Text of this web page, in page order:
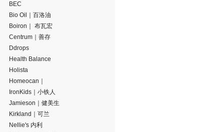
BEC
Bio Oil｜百洛油
Boiron｜ 布瓦宏
Centrum｜善存
Ddrops
Health Balance
Holista
Homeocan｜
IronKids｜小铁人
Jamieson｜健美生
Kirkland｜可兰
Nellie's 内利